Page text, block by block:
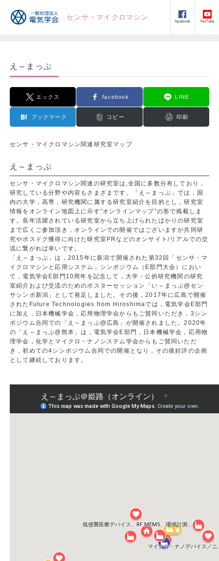
センサ・マイクロマシン
facebook YouTube
え～まっぷ
エックス facebook LINE
ブックマーク コピー 印刷
センサ・マイクロマシン関連研究室マップ
え～まっぷ
センサ・マイクロマシン関連の研究室は,全国に多数分布しており，
研究している分野や内容もさまざまです。「え～まっぷ」では，国
内の大学，高専，研究機関に属する研究室紹介を目的とし，研究室
情報をオンライン地図上に示す“オンラインマップ”の形で掲載しま
す。長年活躍されている研究室から立ち上げられたばかりの研究室
まで広くご参加頂き，オンラインでの開催ではございますが共同研
究やポスドク獲得に向けた研究室PRなどのオンサイト/リアルでの交
流に繋がれば幸いです。
「え～まっぷ」は，2015年に新潟で開催された第32回「センサ・マ
イクロマシンと応用システム」シンポジウム（E部門大会）におい
て，電気学会E部門10周年を記念して，大学・公的研究機関の研究
室紹介および交流のためのポスターセッション「い～まっぷ@セン
サシンポ新潟」として発足しました。その後，2017年に広島で開催
されたFuture Technologies from Hiroshimaでは，電気学会E部門
に加え，日本機械学会，応用物理学会からもご賛同いただき，3シン
ポジウム合同での「え～まっぷ@広島」が開催されました。2020年
の「え～まっぷ@熊本」は，電気学会E部門，日本機械学会，応用物
理学会，化学とマイクロ・ナノシステム学会からもご賛同いただ
き，初めての4シンポジウム合同での開催となり，その後好評の企画
として継続しております。